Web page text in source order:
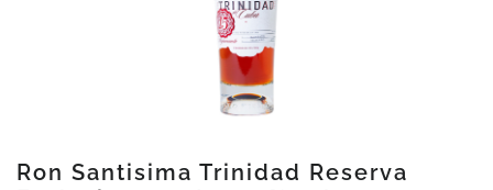
Ron Santisima Trinidad Reserva